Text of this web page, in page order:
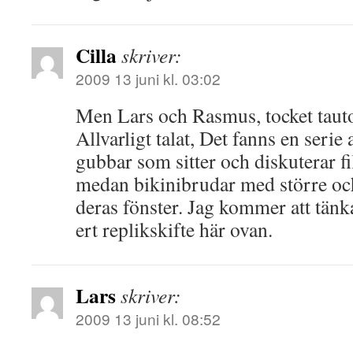
Cillaskriver:
2009 13 juni kl. 03:02
Men Lars och Rasmus, tocket
Allvarligt talat, Det fanns en serie
gubbar som sitter och diskuterar
medan bikinibrudar med större
deras fönster. Jag kommer att
ert replikskifte här ovan.
Larsskriver:
2009 13 juni kl. 08:52